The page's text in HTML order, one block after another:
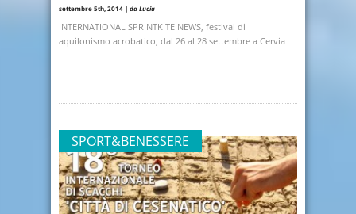
settembre 5th, 2014 | da Lucia
INTERNATIONAL SPRINTKITE NEWS, festival di
aquilonismo acrobatico, dal 26 al 28 settembre a Cervia
SPORT&BENESSERE